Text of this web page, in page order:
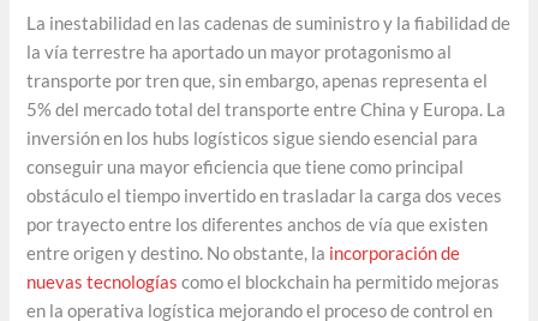
La inestabilidad en las cadenas de suministro y la fiabilidad de
la vía terrestre ha aportado un mayor protagonismo al
transporte por tren que, sin embargo, apenas representa el
5% del mercado total del transporte entre China y Europa. La
inversión en los hubs logísticos sigue siendo esencial para
conseguir una mayor eficiencia que tiene como principal
obstáculo el tiempo invertido en trasladar la carga dos veces
por trayecto entre los diferentes anchos de vía que existen
entre origen y destino. No obstante, la incorporación de
nuevas tecnologías como el blockchain ha permitido mejoras
en la operativa logística mejorando el proceso de control en